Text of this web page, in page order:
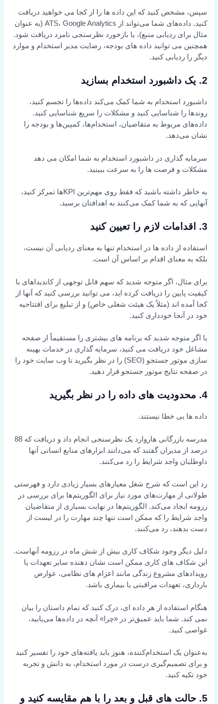
سپس، مشخص کنید که این داده ها را از کجا می خواهید دریافت
کنید. داده‌های شما می‌تواند از ATS، Google Analytics (به عنوان
مثال برای ردیابی منبع)، یا بازخورد نظرسنجی نامزد دریافت شود.
همچنین می توانید داده های بودجه، رضایت مدیر استخدام و موارد
دیگر را ردیابی کنید.
2. یک داشبورد استخدام بسازید
داشبورد استخدام به شما کمک می‌کند داده‌ها را تجسم کنید،
روندها را شناسایی کنید و مشکلات را سریع شناسایی کنید.
داده‌های مربوط به متقاضیان، استخدام‌ها، کمپین‌ها و بودجه را
نشان می‌دهد.
سرمایه گذاری در داشبورد استخدام به شما امکان می دهد
مشکلات و فرصت ها را به سرعت ببینید.
به خاطر داشته باشید که فقط روی مهم‌ترین KPIها تمرکز کنید،
آنهایی که به شما کمک می‌کنند به اهدافتان برسید.
3. اقدامات لازم را تعیین کنید
استفاده از داده ها در استخدام تنها به معنای ردیابی آن نیست،
بلکه به معنای اقدام بر اساس آن است.
برای مثال، اگر متوجه شدید که سهم قابل توجهی از کاندیداهای با
کیفیت پایین را دریافت کرده اید، می توانید بررسی کنید که آنها از
کجا آمده اند (مثلاً یک هیئت شغلی خاص) و از تبلیغ برای افتتاحیه
خود در آنجا خودداری کنید.
یا اگر متوجه شدید که برنامه های بیشتری را مستقیماً از صفحه
مشاغل خود دریافت می کنید، سرمایه گذاری در خدمات بهینه
سازی موتور جستجو (SEO) را در نظر بگیرید تا وب سایت خود را
در صفحه نتایج موتور جستجو قرار دهید.
4. محدودیت های داده را در نظر بگیرید
داده ها بی خطا نیستند.
مدرسه بازرگانی هاروارد یک نظرسنجی انجام داد و دریافت که 88
درصد از مدیران گفتند که می‌دانند ابزارهای منابع انسانی آنها
داوطلبان واجد شرایط را رد می‌کنند.
رد این است که شرح شغل معیارهای بسیار زیادی دارد و فهرستی
طولانی از مهارت‌های مورد نیاز برای الگوریتم‌ها برای بررسی در
رزومه ایجاد می‌کند. الگوریتم‌ها در نهایت بسیاری از متقاضیان
واجد شرایط را که ممکن است تنها چند مهارت را در لیست از
دست بدهند، رد می‌کنند.
دلیل دیگر وجود شکاف کاری بیش از شش ماه در رزومه آنهاست.
این شکاف های کاری ممکن است نشان دهنده سایر تعهدات یا
رویدادهای مشروع زندگی مانند اعزام های نظامی، عوارض
بارداری، تعهدات مراقبتی یا بیماری باشد.
هنگام استفاده از هر داده ای، درک کنید که تمام داستان را بیان
نمی کند. شما باید عمیق‌تر در «چرا» آنچه در داده‌ها می‌یابید،
غواصی کنید.
به‌عنوان یک استخدام‌کننده، هنوز باید یافته‌های خود را تفسیر کنید
و برای تصمیم‌گیری درست در مورد استخدام، به دانش و تجربه
خود تکیه کنید.
5. حالت های قبل و بعد را با هم مقایسه کنید و